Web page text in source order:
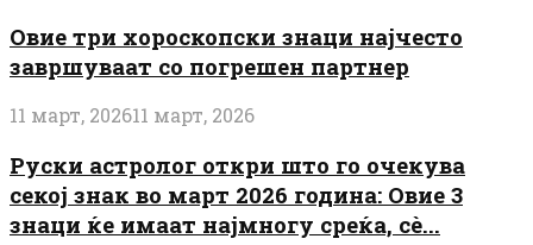
Овие три хороскопски знаци најчесто
завршуваат со погрешен партнер
11 март, 202611 март, 2026
Руски астролог откри што го очекува
секој знак во март 2026 година: Овие 3
знаци ќе имаат најмногу среќа, сè...